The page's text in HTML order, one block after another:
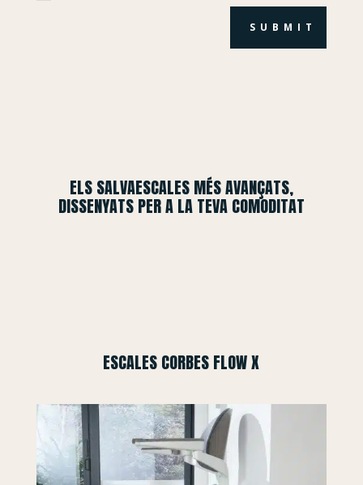
SUBMIT
ELS SALVAESCALES MÉS AVANÇATS,
DISSENYATS PER A LA TEVA COMODITAT
ESCALES CORBES FLOW X